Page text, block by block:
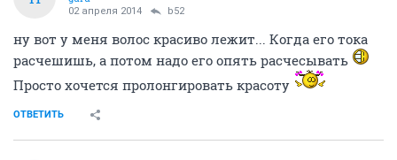
02 апреля 2014 b52
ну вот у меня волос красиво лежит... Когда его тока
расчешишь, а потом надо его опять расчесывать
Просто хочется пролонгировать красоту
ОТВЕТИТЬ